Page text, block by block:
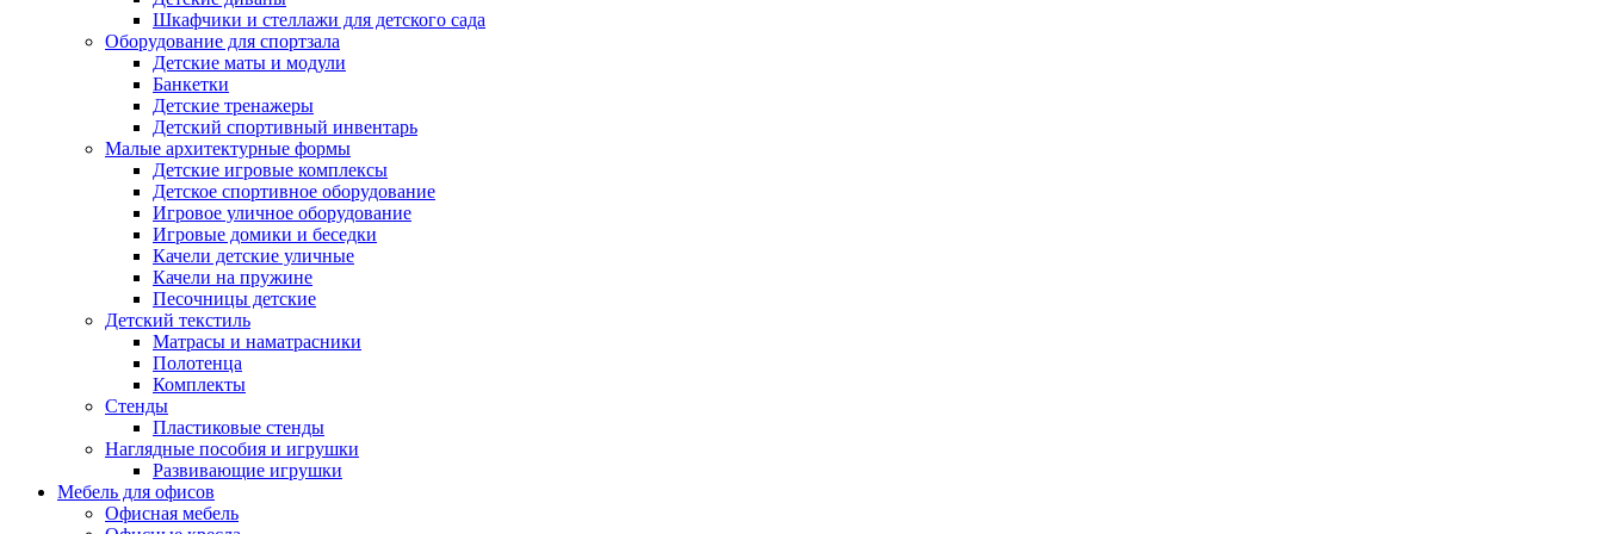
Шкафчики и стеллажи для детского сада
Оборудование для спортзала
Детские маты и модули
Банкетки
Детские тренажеры
Детский спортивный инвентарь
Малые архитектурные формы
Детские игровые комплексы
Детское спортивное оборудование
Игровое уличное оборудование
Игровые домики и беседки
Качели детские уличные
Качели на пружине
Песочницы детские
Детский текстиль
Матрасы и наматрасники
Полотенца
Комплекты
Стенды
Пластиковые стенды
Наглядные пособия и игрушки
Развивающие игрушки
Мебель для офисов
Офисная мебель